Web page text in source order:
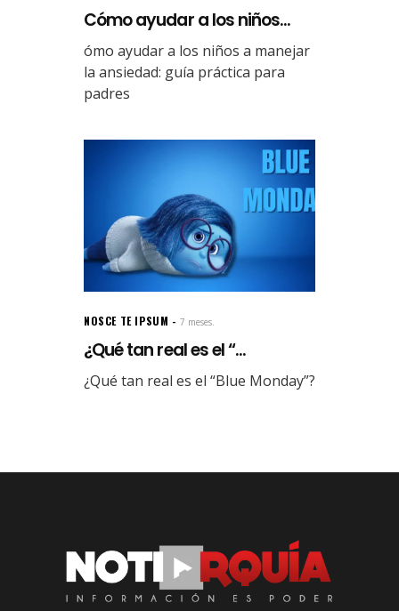
Cómo ayudar a los niños...
ómo ayudar a los niños a manejar
la ansiedad: guía práctica para
padres
NOSCE TE IPSUM 7 meses.
¿Qué tan real es el “...
¿Qué tan real es el “Blue Monday”?